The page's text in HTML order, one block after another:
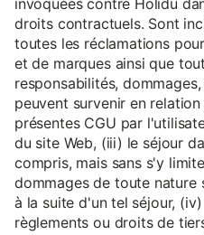
invoquées contre Holidu
droits contractuels. Sont
toutes les réclamations
et de marques ainsi que
responsabilités,
peuvent survenir en
présentes CGU par
du site Web, (iii) le séjour
compris, mais sans s'y
dommages de toute nature
à la suite d'un tel séjour,
règlements ou droits de